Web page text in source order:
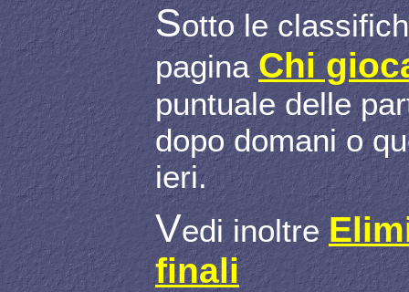
Sotto le
paginaChi
puntuale delle
dopo domani o
ieri.
Vedi inoltre
finali